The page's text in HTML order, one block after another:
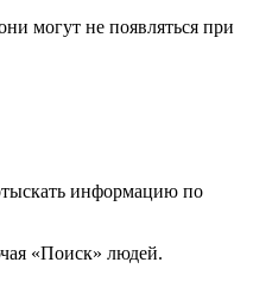
могут не появляться при
информацию по
«Поиск» людей.